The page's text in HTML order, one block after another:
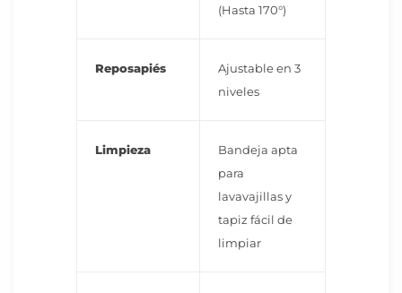
(Hasta 170°)
Reposapiés
Ajustable en 3
niveles
Limpieza
Bandeja apta
para
lavavajillas y
tapiz fácil de
limpiar